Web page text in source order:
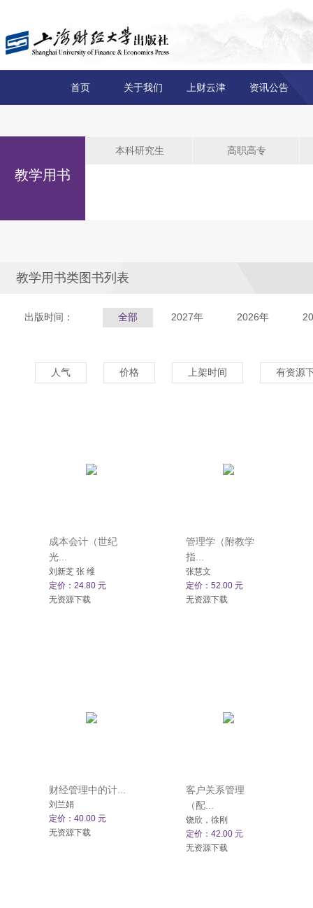
首页 关于我们 上财云津 资讯公告
教学用书
本科研究生 高职高专
教学用书类图书列表
出版时间： 全部 2027年 2026年
人气 价格 上架时间 有资源
成本会计（世纪
光...
刘新芝 张 维
定价：24.80 元
无资源下载
管理学（附教学
指...
张慧文
定价：52.00 元
无资源下载
财经管理中的计...
刘兰娟
定价：40.00 元
无资源下载
客户关系管理
（配...
饶欣，徐刚
定价：42.00 元
无资源下载